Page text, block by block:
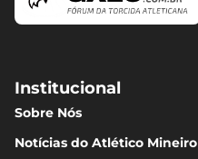
Institucional
Sobre Nós
Notícias do Atlético Mineiro